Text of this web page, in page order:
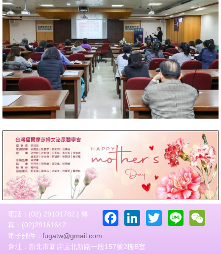
Facebook
LinkedIn
Twitter
Line
電話：(02) 29101782 | 傳
真：(02)29161642
電子郵件： fugatw@gmail.com
會址：新北市新店區北新路一段157號2樓B室